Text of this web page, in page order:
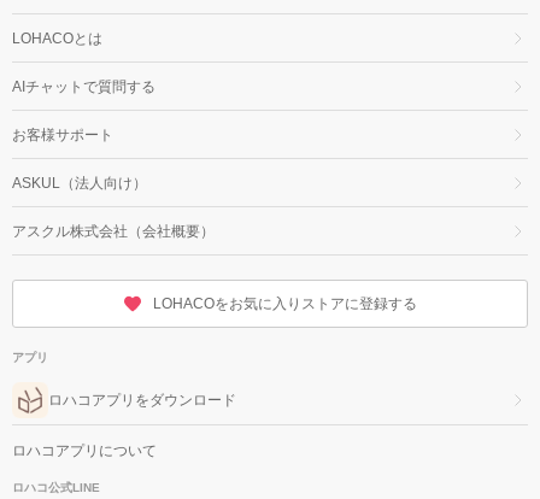
LOHACOとは
AIチャットで質問する
お客様サポート
ASKUL（法人向け）
アスクル株式会社（会社概要）
LOHACOをお気に入りストアに登録する
アプリ
ロハコアプリをダウンロード
ロハコアプリについて
ロハコ公式LINE